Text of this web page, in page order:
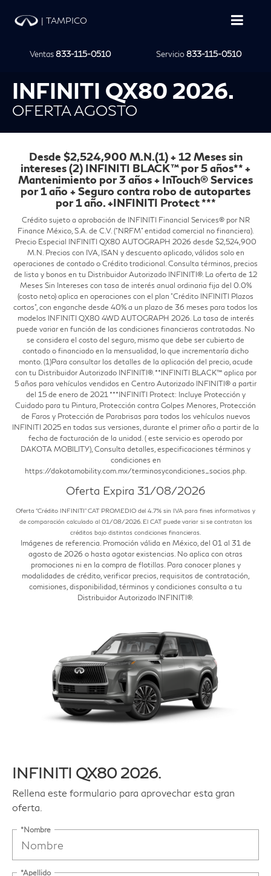
| TAMPICO
Ventas 833-115-0510 Servicio833-115-0510
INFINITI QX80 2026.
OFERTA AGOSTO
Desde $2,524,900 M.N.(1) + 12 Meses sin
intereses (2) INFINITI BLACK™ por 5 años** +
Mantenimiento por 3 años + InTouch® Services
por 1 año + Seguro contra robo de autopartes
por 1 año. +INFINITI Protect ***
Crédito sujeto a aprobación de INFINITI Financial Services® por NR
Finance México, S.A. de C.V. (“NRFM” entidad comercial no financiera).
Precio Especial INFINITI QX80 AUTOGRAPH 2026 desde $2,524,900
M.N. Precios con IVA, ISAN y descuento aplicado, válidos solo en
operaciones de contado o Crédito tradicional. Consulta términos, precios
de lista y bonos en tu Distribuidor Autorizado INFINITI®. La oferta de 12
Meses Sin Intereses con tasa de interés anual ordinaria fija del 0.0%
(costo neto) aplica en operaciones con el plan "Crédito INFINITI Plazos
cortos", con enganche desde 40% a un plazo de 36 meses para todos los
modelos INFINITI QX80 4WD AUTOGRAPH 2026. La tasa de interés
puede variar en función de las condiciones financieras contratadas. No
se considera el costo del seguro, mismo que debe ser cubierto de
contado o financiado en la mensualidad, lo que incrementaría dicho
monto. (1)Para consultar los detalles de la aplicación del precio, acude
con tu Distribuidor Autorizado INFINITI®. **INFINITI BLACK™ aplica por
5 años para vehículos vendidos en Centro Autorizado INFINITI® a partir
del 15 de enero de 2021 ***INFINITI Protect: Incluye Protección y
Cuidado para tu Pintura, Protección contra Golpes Menores, Protección
de Faros y Protección de Parabrisas para todos los vehículos nuevos
INFINITI 2025 en todas sus versiones, durante el primer año a partir de la
fecha de facturación de la unidad. ( este servicio es operado por
DAKOTA MOBILITY), Consulta detalles, especificaciones términos y
condiciones en
https://dakotamobility.com.mx/terminosycondiciones_socios.php.
Oferta Expira 31/08/2026
Oferta “Crédito INFINITI” CAT PROMEDIO del 4.7% sin IVA para fines informativos y
de comparación calculado al 01/08/2026. El CAT puede variar si se contratan los
créditos bajo distintas condiciones financieras.
Imágenes de referencia. Promoción válida en México, del 01 al 31 de
agosto de 2026 o hasta agotar existencias. No aplica con otras
promociones ni en la compra de flotillas. Para conocer planes y
modalidades de crédito, verificar precios, requisitos de contratación,
comisiones, disponibilidad, términos y condiciones consulta a tu
Distribuidor Autorizado INFINITI®.
INFINITI QX80 2026.
Rellena este formulario para aprovechar esta gran
oferta.
*Nombre
*Apellido